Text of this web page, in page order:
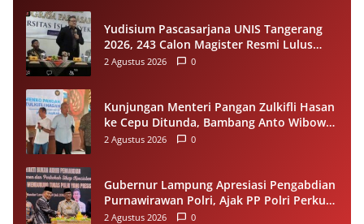
Yudisium Pascasarjana UNIS Tangerang
2026, 243 Calon Magister Resmi Lulus
Siap Diwisuda Oktober
2 Agustus 2026 0
Kunjungan Menteri Pangan Zulkifli Hasan
ke Cepu Ditunda, Bambang Anto Wibowo
Tetap Salurkan Bantuan kepada Warga
2 Agustus 2026 0
Gubernur Lampung Apresiasi Pengabdian
Purnawirawan Polri, Ajak PP Polri Perkuat
Stabilitas dan Dukung Pembangunan
2 Agustus 2026 0